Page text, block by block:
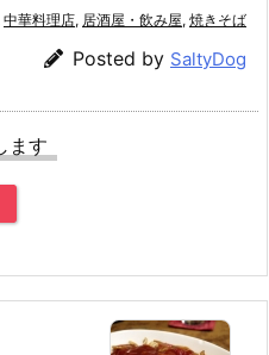
中華料理店, 居酒屋・飲み屋, 焼きそば
Posted by SaltyDog
ます